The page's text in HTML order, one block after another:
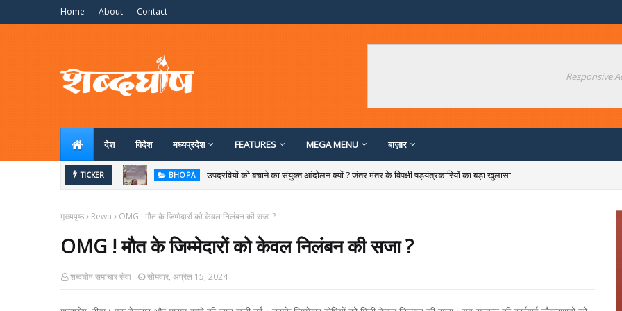
Home About Contact
Responsive
देश विदेश मध्‍यप्रदेश FEATURES MEGA MENU बाज़ार
TICKER BHOPA उपद्रवियों को बचाने का संयुक्त आंदोलन क्यों ? जंतर मंतर के विपक्षी षड्यंत्रकारियों का बड़ा खुलासा
मुख्यपृष्ठ Rewa OMG ! मौत के जिम्मेदारों को केवल निलंबन की सजा ?
OMG ! मौत के जिम्मेदारों को केवल निलंबन की सजा ?
शब्दघोष समाचार सेवा सोमवार, अप्रैल 15, 2024